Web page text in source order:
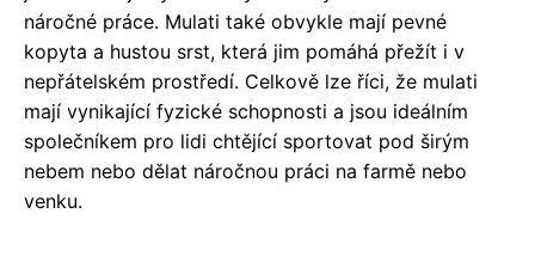
náročné práce. Mulati také obvykle mají pevné
kopyta a hustou srst, která jim pomáhá přežít i v
nepřátelském prostředí. Celkově lze říci, že mulati
mají vynikající fyzické schopnosti a jsou ideálním
společníkem pro lidi chtějící sportovat pod širým
nebem nebo dělat náročnou práci na farmě nebo
venku.